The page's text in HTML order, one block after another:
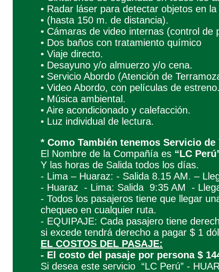
• Radar láser para detectar objetos en
• (hasta 150 m. de distancia).
• Cámaras de video internas (control de
• Dos baños con tratamiento químico
• Viaje directo.
• Desayuno y/o almuerzo y/o cena.
• Servicio Abordo (Atención de
• Video Abordo, con películas de
• Música ambiental.
• Aire acondicionado y calefacción.
• Luz individual de lectura.
* Como También tenemos Servicio
El Nombre de la Compañía es “LC
Y las horas de Salida todos los días.
- Lima – Huaraz: - Salida 8.15 AM. –
- Huaraz - Lima: Salida 9:35 AM -
- Todos los pasajeros tiene que llegar
chequeo en cualquier ruta.
- EQUIPAJE: Cada pasajero tiene
si excede tendrá derecho a pagar $ 1
EL COSTOS DEL PASAJE:
- El costo del pasaje por persona $
Si desea este servicio “LC Perú” -